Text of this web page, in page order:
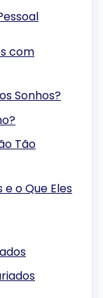
com
Sonhos?
Tão
o Que Eles